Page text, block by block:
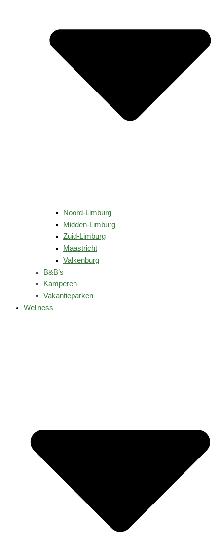
Noord-Limburg
Midden-Limburg
Zuid-Limburg
Maastricht
Valkenburg
B&B’s
Kamperen
Vakantieparken
Wellness